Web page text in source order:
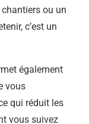
ou un
c’est un
également
vous
qui réduit les
vous suivez